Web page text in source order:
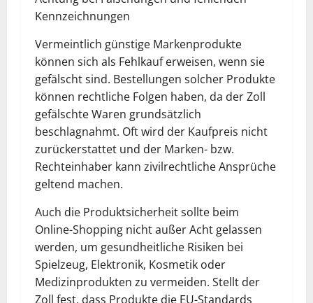
Kennzeichnungen
Vermeintlich günstige Markenprodukte
können sich als Fehlkauf erweisen, wenn sie
gefälscht sind. Bestellungen solcher Produkte
können rechtliche Folgen haben, da der Zoll
gefälschte Waren grundsätzlich
beschlagnahmt. Oft wird der Kaufpreis nicht
zurückerstattet und der Marken- bzw.
Rechteinhaber kann zivilrechtliche Ansprüche
geltend machen.
Auch die Produktsicherheit sollte beim
Online-Shopping nicht außer Acht gelassen
werden, um gesundheitliche Risiken bei
Spielzeug, Elektronik, Kosmetik oder
Medizinprodukten zu vermeiden. Stellt der
Zoll fest, dass Produkte die EU-Standards